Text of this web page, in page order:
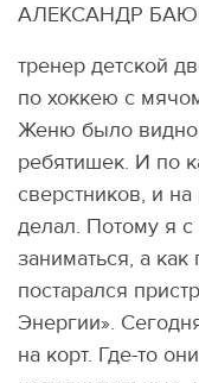
АЛЕКСАНДР
тренер детской
по хоккею с
Женю было видно
ребятишек. И по
сверстников, и
делал. Потому я с
заниматься, а как
постарался
Энергии».
на корт. Где-то